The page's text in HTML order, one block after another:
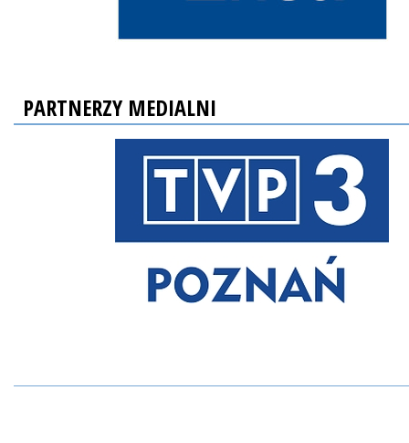
PARTNERZY MEDIALNI